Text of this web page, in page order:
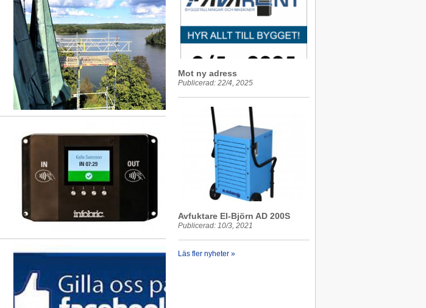
Mot ny adress
Publicerad: 22/4, 2025
Avfuktare El-Björn AD 200S
Publicerad: 10/3, 2021
Läs fler nyheter »